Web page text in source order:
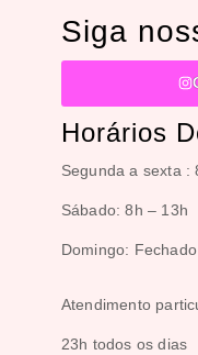
Siga
Horários
Segunda a sexta :
Sábado: 8h – 13h
Domingo: Fechado
Atendimento
23h todos os dias